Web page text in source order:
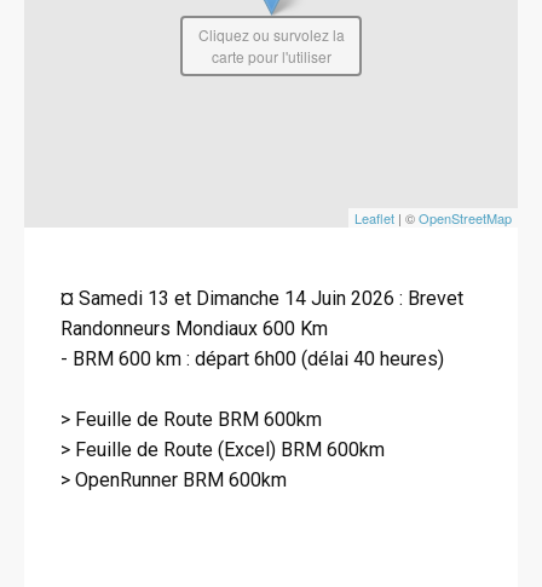
Leaflet | ©OpenStreetMap
Cliquez ou survolez la
carte pour l'utiliser
¤ Samedi 13 et Dimanche 14 Juin 2026 : Brevet
Randonneurs Mondiaux 600 Km
- BRM 600 km : départ 6h00 (délai 40 heures)
> Feuille de Route BRM 600km
> Feuille de Route (Excel) BRM 600km
> OpenRunner BRM 600km